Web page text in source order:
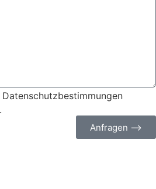
Anfragen ⟶